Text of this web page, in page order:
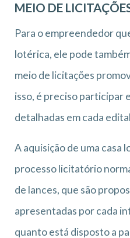
MEIO DE
Para o empreendedor
lotérica, ele pode
meio de licitações
isso, é preciso participar
detalhadas em cada
A aquisição de uma casa
processo licitatório
de lances, que são
apresentadas por cada
quanto está disposto a